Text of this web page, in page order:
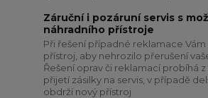
Záruční i pozáruní servis s
náhradního přístroje
Při řešení případné reklamace
přístroj, aby nehrozilo přerušení
Řešení oprav či reklamací probíhá
přijetí zásilky na servis, v případě
obdrží nový přístroj